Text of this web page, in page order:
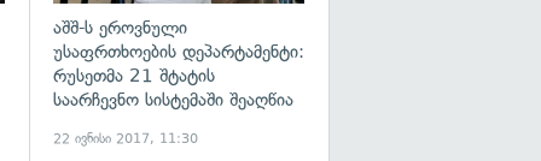
აშშ-ს ეროვნული
უსაფრთხოების დეპარტამენტი:
რუსეთმა 21 შტატის
საარჩევნო სისტემაში შეაღწია
22 ივნისი 2017, 11:30